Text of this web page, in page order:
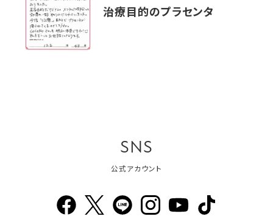
治療目的のプラセンタ
SNS
公式アカウント